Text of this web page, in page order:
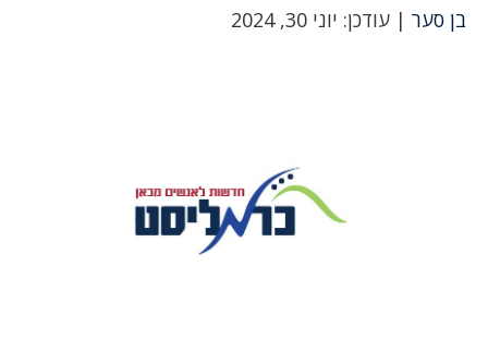
בן סער | עודכן: יוני 30, 2024